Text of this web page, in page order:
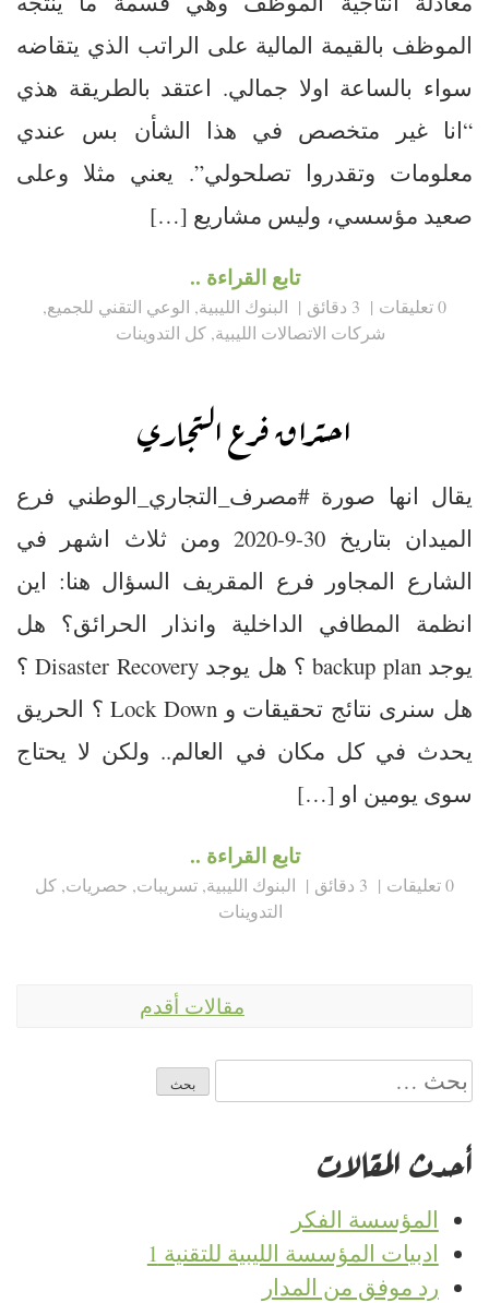
الموظف بالقيمة المالية على الراتب الذي يتقاضه
سواء بالساعة اولا جمالي. اعتقد بالطريقة هذي
“انا غير متخصص في هذا الشأن بس عندي
معلومات وتقدروا تصلحولي”. يعني مثلا وعلى
صعيد مؤسسي، وليس مشاريع […]
تابع القراءة ..
0 تعليقات 3 دقائق البنوك الليبية, الوعي التقني للجميع,
شركات الاتصالات الليبية,كل التدوينات
احتراق فرع التجاري
يقال انها صورة #مصرف_التجاري_الوطني فرع
الميدان بتاريخ 30-9-2020 ومن ثلاث اشهر في
الشارع المجاور فرع المقريف السؤال هنا: اين
انظمة المطافي الداخلية وانذار الحرائق؟ هل
يوجد backup plan ؟ هل يوجد Disaster Recovery ؟
هل سنرى نتائج تحقيقات و Lock Down ؟ الحريق
يحدث في كل مكان في العالم.. ولكن لا يحتاج
سوى يومين او […]
تابع القراءة ..
0 تعليقات 3 دقائق البنوك الليبية, تسريبات, حصريات, كل
التدوينات
المقالات
مقالات أقدم
البحث
عن:
أحدث المقالات
المؤسسة الفكر
ادبيات المؤسسة الليبية للتقنية 1
رد موفق من المدار